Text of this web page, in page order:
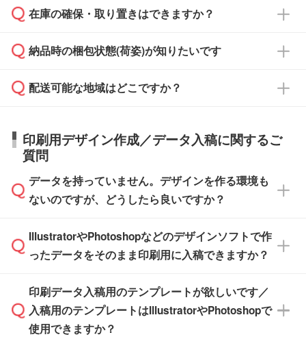
校や幼稚園・保育園であれば、同様の条件でご
ご希望の際は担当スタッフまでお気軽にご相談
ください。
たは注文フォームの『ご注文に関する備考欄』
ご入金確認後、1～2営業日で出荷いたしま
タッフまでお問い合わせください。
ル」に注文予定日をご入力いただくと、おおよ
その締切日や出荷目安をご確認いただけます。
品が決まりましたらお早めのご発注をお願いい
たします。
※土日祝日を除く営業日換算です。
※沖縄・離島は追加日数がかかります。
ご希望の納期がある場合は、お問い合わせ・お
い。
応が可能かご案内いたします。
す。>>対象商品はこちら
※最短出荷日は商品によって異なります。各商
品ページにてご確認ください
在庫の確保・取り置きはできますか？
ご入金確認後に在庫を確保し、注文確定のご連
はできかねますので予めご了承ください。
納品時の梱包状態(荷姿)が知りたいです
商品によって異なります。各ページにある商品
す。(白箱、化粧箱、ブリスターパックなど)
【袋入り】 商品がひとつずつ袋に入っていま
す。(透明袋、デザイン袋など)
【個包装なし】 個包装がされていない状態で
※化粧箱から白箱への入れ替えや、オリジナル
箱の作成は原則承っておりません。
配送可能な地域はどこですか？
日本全国へお届けが可能です。なお、海外への
直接納品は行っておりませんので予めご了承く
ださい。
印刷用デザイン作成／データ入稿に関するご
質問
データを持っていません。デザインを作る環境も
ないのですが、どうしたら良いですか？
無料の「デザインシミュレーター」を使えば、
PCやスマホから簡単にデザインを作成できま
ザインソフトがなくても安心です。
また、「データ作成サービス
IllustratorやPhotoshopなどのデザインソフトで作
ったデータをそのまま印刷用に入稿できますか？
IllustratorやPhotoshop、CLIP STUDIOなどのデ
ザインソフトでこだわりのデザインを作成した
い方は、完全データ入稿
印刷データ入稿用のテンプレートが欲しいです／
入稿用のテンプレートはIllustratorやPhotoshopで
使用できますか？